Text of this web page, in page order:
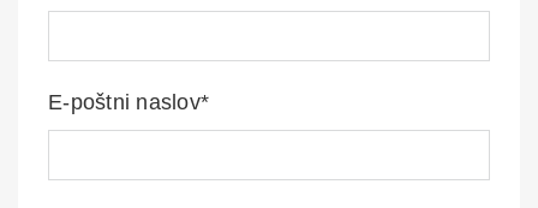
E-poštni naslov*